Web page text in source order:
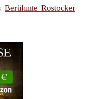
Berühmte Rostocker